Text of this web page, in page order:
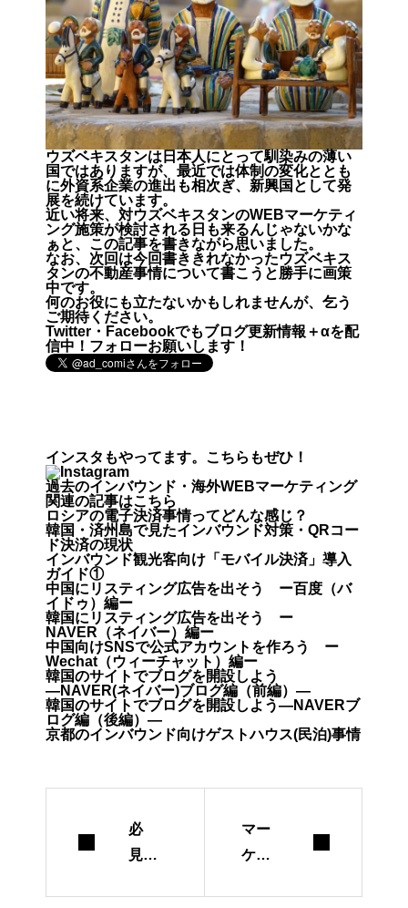
ウズベキスタンは日本人にとって馴染みの薄い
国ではありますが、最近では体制の変化ととも
に外資系企業の進出も相次ぎ、新興国として発
展を続けています。
近い将来、対ウズベキスタンのWEBマーケティ
ング施策が検討される日も来るんじゃないかな
ぁと、この記事を書きながら思いました。
なお、次回は今回書ききれなかったウズベキス
タンの不動産事情について書こうと勝手に画策
中です。
何のお役にも立たないかもしれませんが、乞う
ご期待ください。
Twitter・Facebookでもブログ更新情報＋αを配
信中！フォローお願いします！
インスタもやってます。こちらもぜひ！
過去のインバウンド・海外WEBマーケティング
関連の記事はこちら
ロシアの電子決済事情ってどんな感じ？
韓国・済州島で見たインバウンド対策・QRコー
ド決済の現状
インバウンド観光客向け「モバイル決済」導入
ガイド①
中国にリスティング広告を出そう ー百度（バ
イドゥ）編ー
韓国にリスティング広告を出そう ー
NAVER（ネイバー）編ー
中国向けSNSで公式アカウントを作ろう ー
Wechat（ウィーチャット）編ー
韓国のサイトでブログを開設しよう
―NAVER(ネイバー)ブログ編（前編）―
韓国のサイトでブログを開設しよう―NAVERブ
ログ編（後編）―
京都のインバウンド向けゲストハウス(民泊)事情
必
見！
マー
ケテ